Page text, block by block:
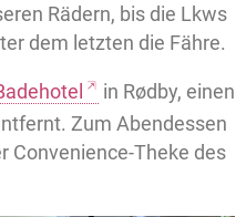
Rädern, bis die Lkws
dem letzten die Fähre.
in Rødby, einen
Zum Abendessen
Convenience-Theke des